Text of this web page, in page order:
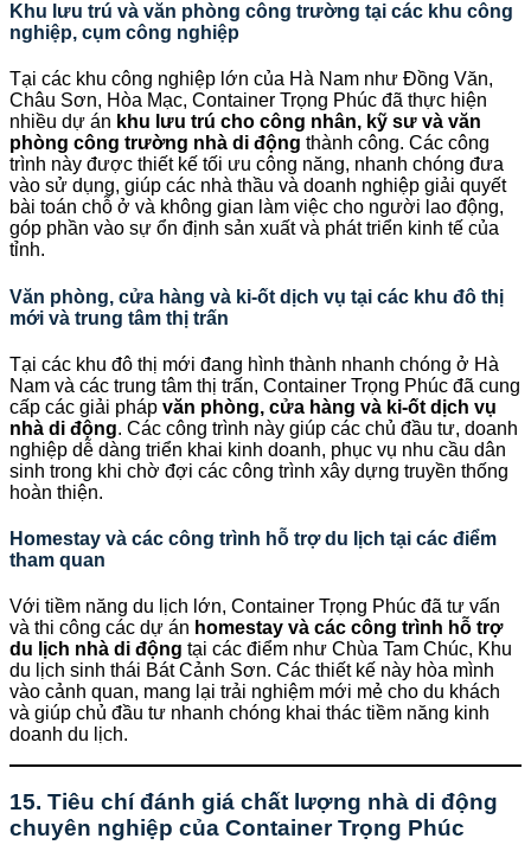
Khu lưu trú và văn phòng công trường tại các khu công
nghiệp, cụm công nghiệp
Tại các khu công nghiệp lớn của Hà Nam như Đồng Văn,
Châu Sơn, Hòa Mạc, Container Trọng Phúc đã thực hiện
nhiều dự án khu lưu trú cho công nhân, kỹ sư và văn
phòng công trường nhà di động thành công. Các công
trình này được thiết kế tối ưu công năng, nhanh chóng đưa
vào sử dụng, giúp các nhà thầu và doanh nghiệp giải quyết
bài toán chỗ ở và không gian làm việc cho người lao động,
góp phần vào sự ổn định sản xuất và phát triển kinh tế của
tỉnh.
Văn phòng, cửa hàng và ki-ốt dịch vụ tại các khu đô thị
mới và trung tâm thị trấn
Tại các khu đô thị mới đang hình thành nhanh chóng ở Hà
Nam và các trung tâm thị trấn, Container Trọng Phúc đã cung
cấp các giải pháp văn phòng, cửa hàng và ki-ốt dịch vụ
nhà di động. Các công trình này giúp các chủ đầu tư, doanh
nghiệp dễ dàng triển khai kinh doanh, phục vụ nhu cầu dân
sinh trong khi chờ đợi các công trình xây dựng truyền thống
hoàn thiện.
Homestay và các công trình hỗ trợ du lịch tại các điểm
tham quan
Với tiềm năng du lịch lớn, Container Trọng Phúc đã tư vấn
và thi công các dự án homestay và các công trình hỗ trợ
du lịch nhà di động tại các điểm như Chùa Tam Chúc, Khu
du lịch sinh thái Bát Cảnh Sơn. Các thiết kế này hòa mình
vào cảnh quan, mang lại trải nghiệm mới mẻ cho du khách
và giúp chủ đầu tư nhanh chóng khai thác tiềm năng kinh
doanh du lịch.
15. Tiêu chí đánh giá chất lượng nhà di động
chuyên nghiệp của Container Trọng Phúc